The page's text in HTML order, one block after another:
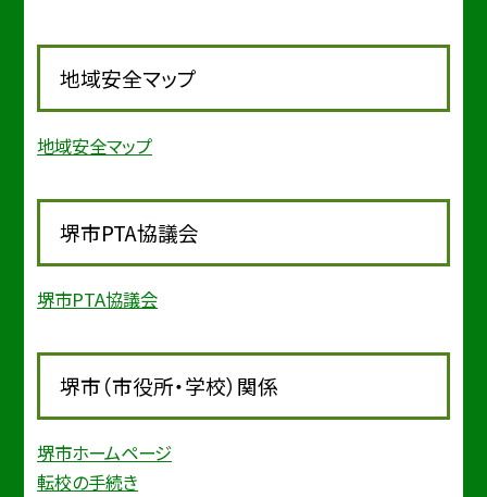
地域安全マップ
地域安全マップ
堺市PTA協議会
堺市PTA協議会
堺市（市役所・学校）関係
堺市ホームページ
転校の手続き